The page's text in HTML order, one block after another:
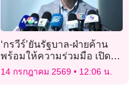
‘กรวีร์’ยันรัฐบาล-ฝ่ายค้าน
พร้อมให้ความร่วมมือ เปิด
ประชุมสภาสมัยวิสามัญ
ถก’พ.ร.ก.กู้เงิน 4 แสนล้าน’
14 กรกฎาคม 2569 12:06 น.